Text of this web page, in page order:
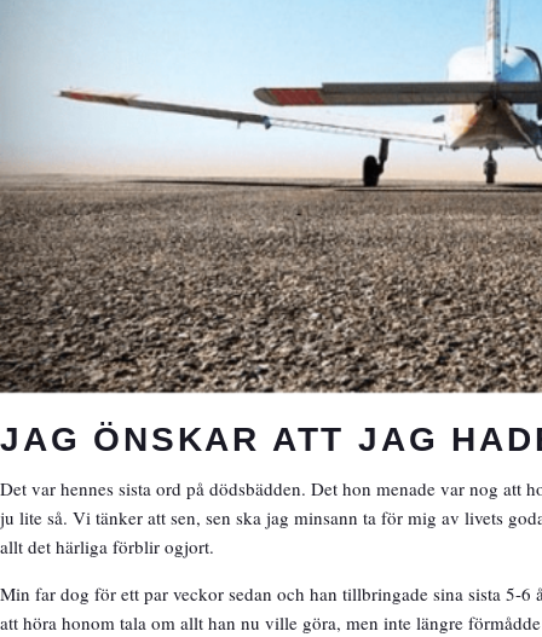
JAG ÖNSKAR ATT JAG
Det var hennes sista ord på dödsbädden. Det hon menade var nog
ju lite så. Vi tänker att sen, sen ska jag minsann ta för mig av livets
allt det härliga förblir ogjort.
Min far dog för ett par veckor sedan och han tillbringade sina sista 5-
att höra honom tala om allt han nu ville göra, men inte längre